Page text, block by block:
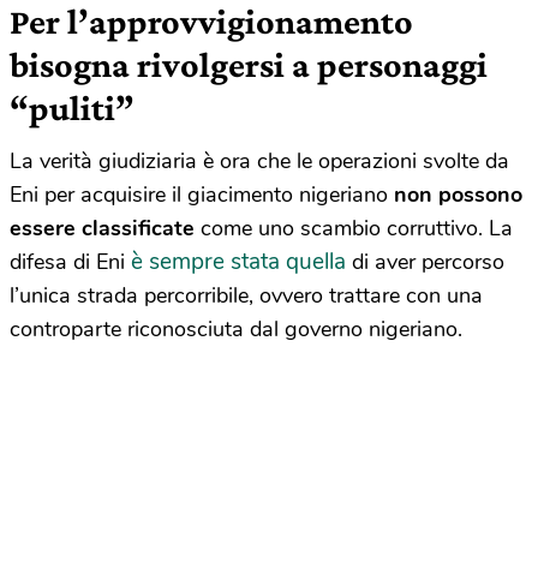
Per l’approvvigionamento
bisogna rivolgersi a personaggi
“puliti”
La verità giudiziaria è ora che le operazioni svolte da
Eni per acquisire il giacimento nigeriano non possono
essere classificate come uno scambio corruttivo. La
difesa di Eni è sempre stata quella di aver percorso
l’unica strada percorribile, ovvero trattare con una
controparte riconosciuta dal governo nigeriano.